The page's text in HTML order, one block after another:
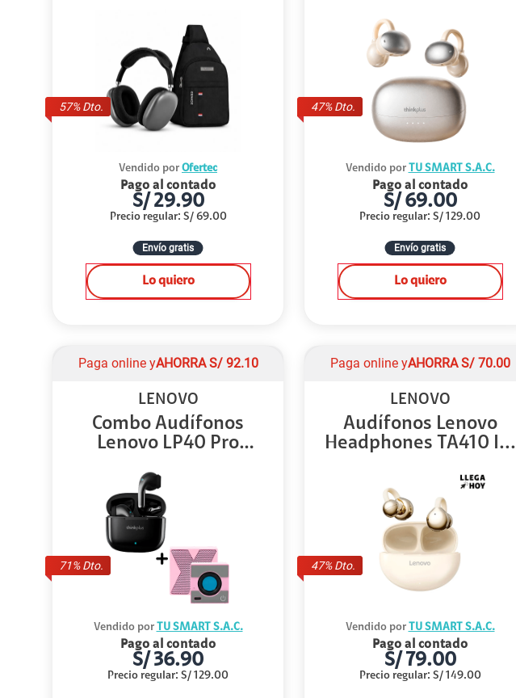
57% Dto.
Vendido por Ofertec
Pago al contado
S/ 29.90
Precio regular: S/ 69.00
Envío gratis
Lo quiero
47% Dto.
Vendido por TU SMART S.A.C.
Pago al contado
S/ 69.00
Precio regular: S/ 129.00
Envío gratis
Lo quiero
71% Dto.
Paga online yAHORRA S/ 92.10
LENOVO
Combo Audífonos
Lenovo LP40 Pro
Vendido por TU SMART S.A.C.
Pago al contado
S/ 36.90
Precio regular: S/ 129.00
47% Dto.
Paga online yAHORRA S/ 70.00
LENOVO
Audífonos Lenovo
Headphones TA410 I...
Vendido por TU SMART S.A.C.
Pago al contado
S/ 79.00
Precio regular: S/ 149.00